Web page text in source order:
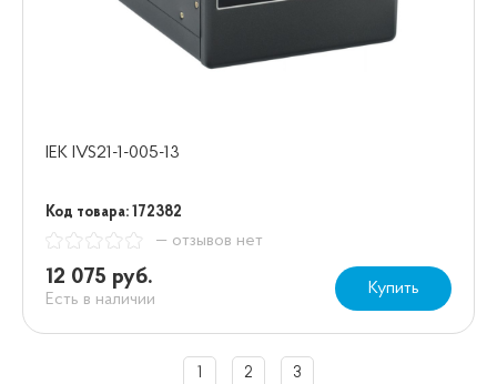
IEK IVS21-1-005-13
Код товара: 172382
— отзывов нет
12 075 руб.
Есть в наличии
Купить
1 2 3